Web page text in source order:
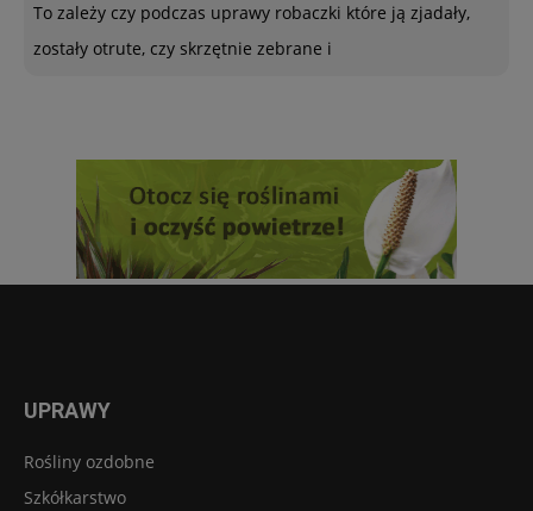
To zależy czy podczas uprawy robaczki które ją zjadały,
zostały otrute, czy skrzętnie zebrane i
UPRAWY
Rośliny ozdobne
Szkółkarstwo